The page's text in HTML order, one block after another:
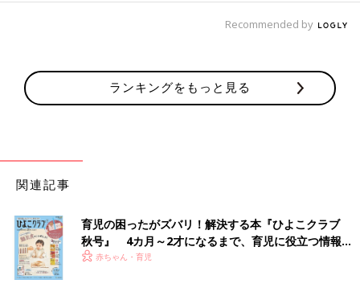
Recommended by
ランキングをもっと見る
関連記事
育児の困ったがズバリ！解決する本『ひよこクラブ
秋号』 4カ月～2才になるまで、育児に役立つ情報が
いっぱい！
赤ちゃん・育児